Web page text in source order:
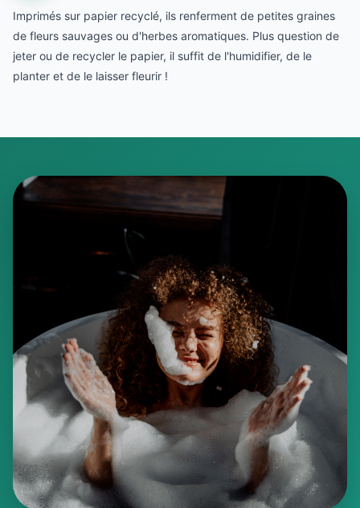
Imprimés sur papier recyclé, ils renferment de petites graines
de fleurs sauvages ou d'herbes aromatiques. Plus question de
jeter ou de recycler le papier, il suffit de l'humidifier, de le
planter et de le laisser fleurir !